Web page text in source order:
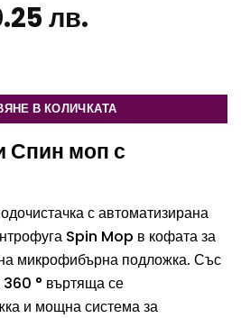
лв.
В КОЛИЧКАТА
Спин моп с
с автоматизирана
Spin Mop в кофата за
микрофибърна подложка. Със
° въртяща се
и мощна система за